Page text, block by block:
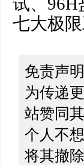
七大极
免责声
为传递
站赞同
个人不
将其撤除